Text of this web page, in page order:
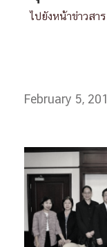
ไปยังหน้าข่าวสาร
February 5,